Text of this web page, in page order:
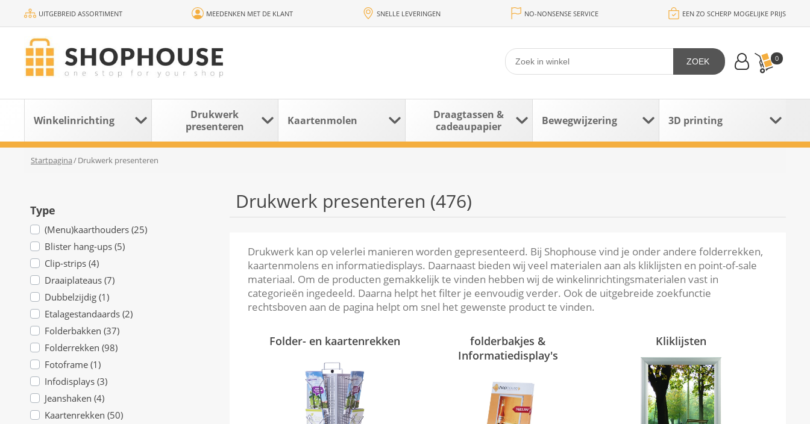
UITGEBREID ASSORTIMENT MEEDENKEN MET DE KLANT SNELLE LEVERINGEN NO-NONSENSE SERVICE EEN ZO SCHERP MOGELIJKE PRIJS
0
ZOEK
Winkelinrichting
Drukwerk
presenteren
Kaartenmolen
Draagtassen &
cadeaupapier
Bewegwijzering 3D printing
Startpagina/Drukwerk presenteren
Type
(Menu)kaarthouders (25)
Blister hang-ups (5)
Clip-strips (4)
Draaiplateaus (7)
Dubbelzijdig (1)
Etalagestandaards (2)
Folderbakken (37)
Folderrekken (98)
Fotoframe (1)
Infodisplays (3)
Jeanshaken (4)
Kaartenrekken (50)
Drukwerk presenteren (476)
Drukwerk kan op velerlei manieren worden gepresenteerd. Bij Shophouse vind je onder andere folderrekken,
kaartenmolens en informatiedisplays. Daarnaast bieden wij veel materialen aan als kliklijsten en point-of-sale
materiaal. Om de producten gemakkelijk te vinden hebben wij de winkelinrichtingsmaterialen vast in
categorieën ingedeeld. Daarna helpt het filter je eenvoudig verder. Ook de uitgebreide zoekfunctie
rechtsboven aan de pagina helpt om snel het gewenste product te vinden.
Folder- en kaartenrekken
folderbakjes &
Informatiedisplay's
Kliklijsten